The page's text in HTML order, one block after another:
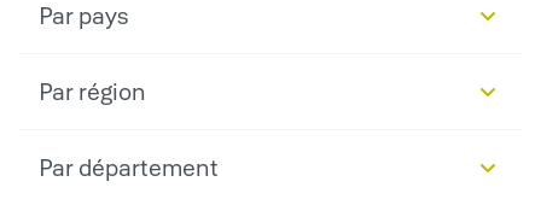
Par pays
Par région
Par département